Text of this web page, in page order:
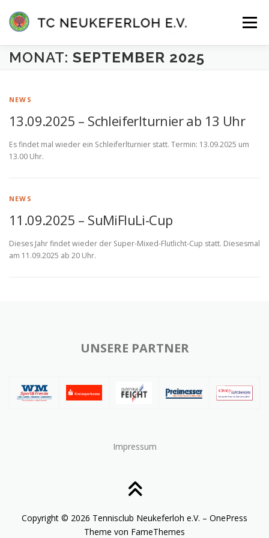
Inhalt
springen
Menü
MANNSCHAFTEN
MONAT: SEPTEMBER 2025
NEWS
13.09.2025 – Schleiferlturnier ab 13 Uhr
Es findet mal wieder ein Schleiferlturnier statt. Termin: 13.09.2025 um
13.00 Uhr.
NEWS
11.09.2025 – SuMiFluLi-Cup
Dieses Jahr findet wieder der Super-Mixed-Flutlicht-Cup statt. Diesesmal
am 11.09.2025 ab 20 Uhr.
UNSERE PARTNER
Impressum
Copyright © 2026 Tennisclub Neukeferloh e.V. – OnePress
Theme von FameThemes